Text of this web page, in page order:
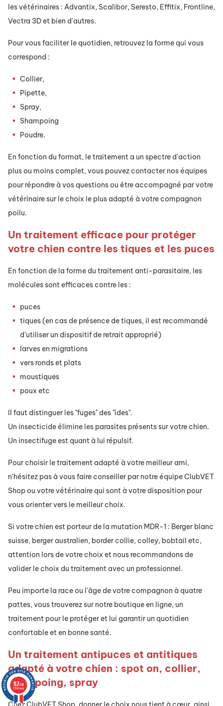
les vétérinaires : Advantix, Scalibor, Seresto, Effitix, Frontline,
Vectra 3D et bien d'autres.
Pour vous faciliter le quotidien, retrouvez la forme qui vous
correspond :
Collier,
Pipette,
Spray,
Shampoing
Poudre.
En fonction du format, le traitement a un spectre d'action
plus ou moins complet, vous pouvez contacter nos équipes
pour répondre à vos questions ou être accompagné par votre
vétérinaire sur le choix le plus adapté à votre compagnon
poilu.
Un traitement efficace pour protéger
votre chien contre les tiques et les puces
En fonction de la forme du traitement anti-parasitaire, les
molécules sont efficaces contre les :
puces
tiques (en cas de présence de tiques, il est recommandé
d’utiliser un dispositif de retrait approprié)
larves en migrations
vers ronds et plats
moustiques
poux etc
Il faut distinguer les "fuges" des "ides".
Un insecticide élimine les parasites présents sur votre chien.
Un insectifuge est quant à lui répulsif.
Pour choisir le traitement adapté à votre meilleur ami,
n'hésitez pas à vous faire conseiller par notre équipe ClubVET
Shop ou votre vétérinaire qui sont à votre disposition pour
vous orienter vers le meilleur choix.
Si votre chien est porteur de la mutation MDR-1 : Berger blanc
suisse, berger australien, border collie, colley, bobtail etc,
attention lors de votre choix et nous recommandons de
valider le choix du traitement avec un professionnel.
Peu importe la race ou l'âge de votre compagnon à quatre
pattes, vous trouverez sur notre boutique en ligne, un
traitement pour le protéger et lui garantir un quotidien
confortable et en bonne santé.
Un traitement antipuces et antitiques
adapté à votre chien : spot on, collier,
shampoing, spray
9.7/10
72547 avis